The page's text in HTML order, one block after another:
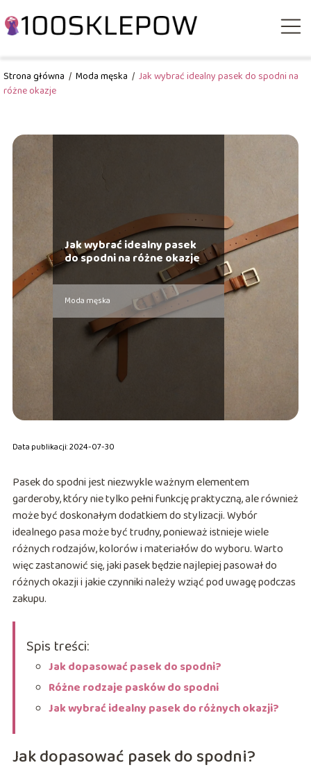
Strona główna / Moda męska / Jak wybrać idealny pasek do spodni na
różne okazje
Jak wybrać idealny pasek
do spodni na różne okazje
Moda męska
Data publikacji: 2024-07-30
Pasek do spodni jest niezwykle ważnym elementem
garderoby, który nie tylko pełni funkcję praktyczną, ale również
może być doskonałym dodatkiem do stylizacji. Wybór
idealnego pasa może być trudny, ponieważ istnieje wiele
różnych rodzajów, kolorów i materiałów do wyboru. Warto
więc zastanowić się, jaki pasek będzie najlepiej pasował do
różnych okazji i jakie czynniki należy wziąć pod uwagę podczas
zakupu.
Spis treści:
Jak dopasować pasek do spodni?
Różne rodzaje pasków do spodni
Jak wybrać idealny pasek do różnych okazji?
Jak dopasować pasek do spodni?